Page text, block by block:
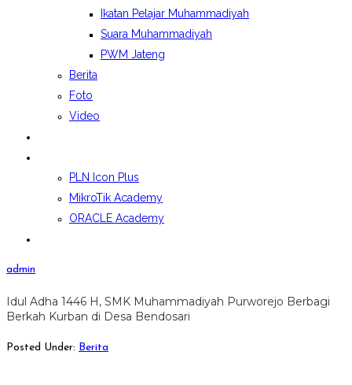
Ikatan Pelajar Muhammadiyah
Suara Muhammadiyah
PWM Jateng
Berita
Foto
Video
PLN Icon Plus
MikroTik Academy
ORACLE Academy
admin
Idul Adha 1446 H, SMK Muhammadiyah Purworejo Berbagi
Berkah Kurban di Desa Bendosari
Posted Under: Berita